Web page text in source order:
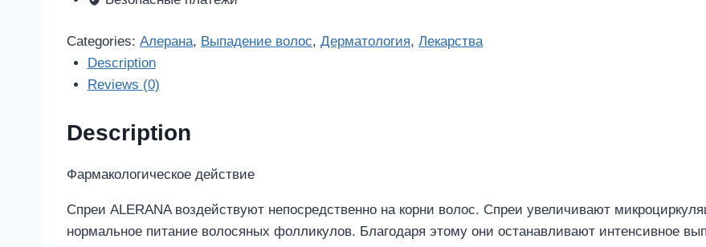
наружного
применения
quantity
Categories: Алерана, Выпадение волос, Дерматология, Лекарства
Description
Reviews (0)
Description
Фармакологическое действие
Спреи ALERANA воздействуют непосредственно на корни волос. Спреи увеличивают
нормальное питание волосяных фолликулов. Благодаря этому они останавливают интенсивное